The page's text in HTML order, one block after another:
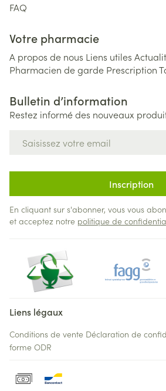
FAQ
Votre pharmacie
A propos de nous Liens utiles
Pharmacien de garde Prescription
Bulletin d’information
Restez informé des nouveaux
Inscription
En cliquant sur s'abonner, vous vous
et acceptez notre politique de
Liens légaux
Conditions de vente Déclaration de
forme ODR